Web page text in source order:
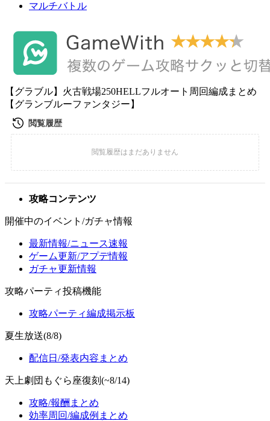
マルチバトル
【グラブル】火古戦場250HELLフルオート周回編成まとめ
【グランブルーファンタジー】
攻略コンテンツ
開催中のイベント/ガチャ情報
最新情報/ニュース速報
ゲーム更新/アプデ情報
ガチャ更新情報
攻略パーティ投稿機能
攻略パーティ編成掲示板
夏生放送(8/8)
配信日/発表内容まとめ
天上劇団もぐら座復刻(~8/14)
攻略/報酬まとめ
効率周回/編成例まとめ